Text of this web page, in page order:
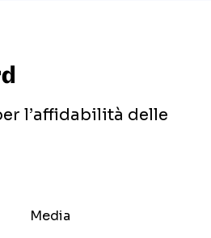
l’affidabilità delle
Media